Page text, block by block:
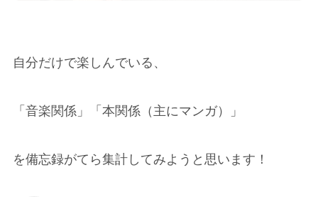
自分だけで楽しんでいる、
「音楽関係」「本関係（主にマンガ）」
を備忘録がてら集計してみようと思います！